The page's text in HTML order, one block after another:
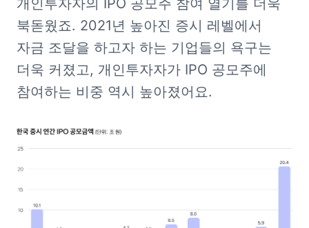
개인투자자의 IPO 공모주 참여 열기를 더욱
북돋웠죠. 2021년 높아진 증시 레벨에서
자금 조달을 하고자 하는 기업들의 욕구는
더욱 커졌고, 개인투자자가 IPO 공모주에
참여하는 비중 역시 높아졌어요.